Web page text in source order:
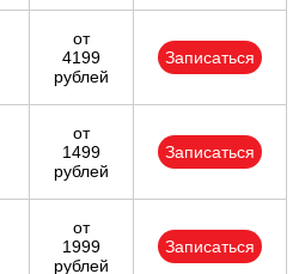
от
4199
рублей
Записаться
от
1499
рублей
Записаться
от
1999
рублей
Записаться